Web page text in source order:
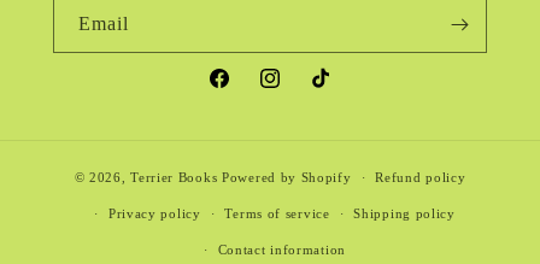
Email
FacebookInstagramTikTok
© 2026,Terrier Books Powered by Shopify Refund policy
Privacy policy Terms of service Shipping policy
Contact information